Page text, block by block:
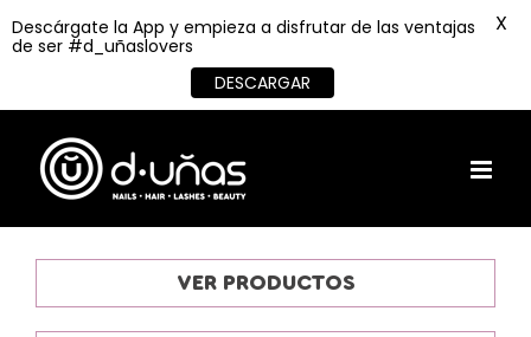
content
VER PRODUCTOS
Descárgate la App y empieza a disfrutar de las ventajas
de ser #d_uñaslovers
DESCARGAR
X